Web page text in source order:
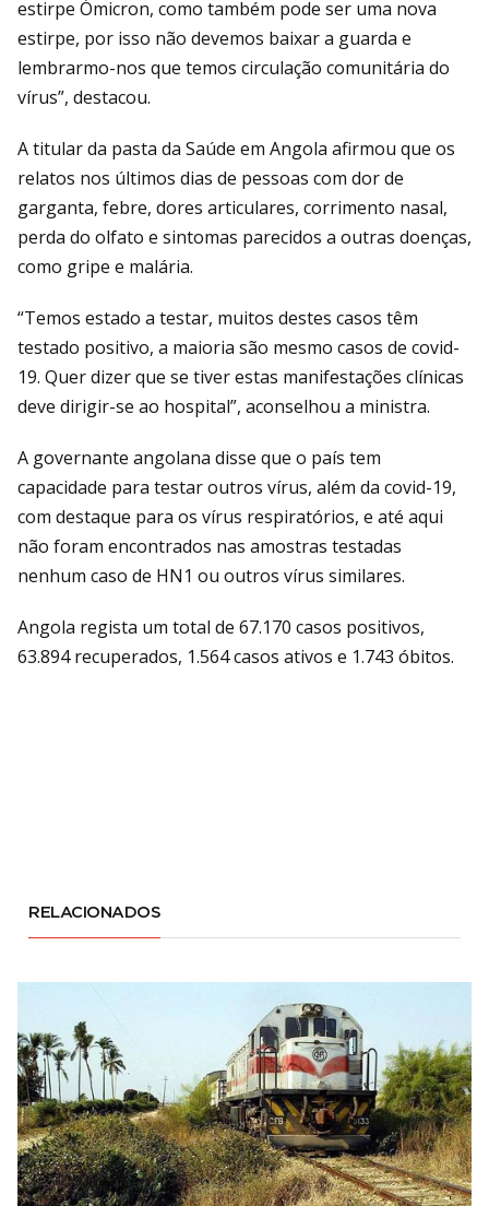
estirpe Ómicron, como também pode ser uma nova
estirpe, por isso não devemos baixar a guarda e
lembrarmo-nos que temos circulação comunitária do
vírus”, destacou.
A titular da pasta da Saúde em Angola afirmou que os
relatos nos últimos dias de pessoas com dor de
garganta, febre, dores articulares, corrimento nasal,
perda do olfato e sintomas parecidos a outras doenças,
como gripe e malária.
“Temos estado a testar, muitos destes casos têm
testado positivo, a maioria são mesmo casos de covid-
19. Quer dizer que se tiver estas manifestações clínicas
deve dirigir-se ao hospital”, aconselhou a ministra.
A governante angolana disse que o país tem
capacidade para testar outros vírus, além da covid-19,
com destaque para os vírus respiratórios, e até aqui
não foram encontrados nas amostras testadas
nenhum caso de HN1 ou outros vírus similares.
Angola regista um total de 67.170 casos positivos,
63.894 recuperados, 1.564 casos ativos e 1.743 óbitos.
RELACIONADOS